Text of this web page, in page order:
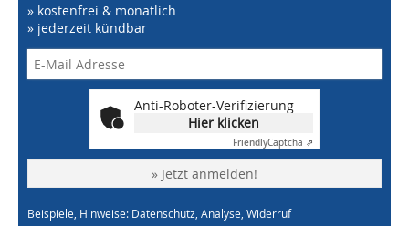
» kostenfrei & monatlich
» jederzeit kündbar
Anti-Roboter-Verifizierung
Hier klicken
FriendlyCaptcha ⇗
» Jetzt anmelden!
Beispiele, Hinweise: Datenschutz, Analyse, Widerruf